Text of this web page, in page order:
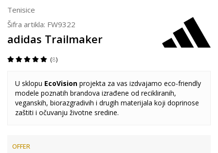
Tenisice
Šifra artikla: FW9322
adidas Trailmaker
8
U sklopu EcoVision projekta za vas izdvajamo eco-friendly
modele poznatih brandova izrađene od recikliranih,
veganskih, biorazgradivih i drugih materijala koji doprinose
zaštiti i očuvanju životne sredine.
OFFER